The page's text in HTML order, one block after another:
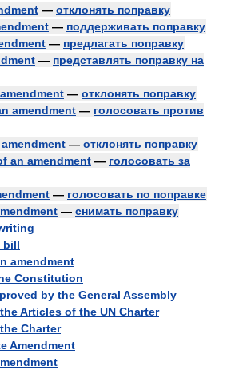
— отклонять поправку
— поддерживать поправку
— предлагать поправку
— представлять поправку на
— отклонять поправку
amendment — голосовать против
— отклонять поправку
an amendment — голосовать за
— голосовать по поправке
— снимать поправку
bill
amendment
Constitution
by the General Assembly
Articles of the UN Charter
Charter
Amendment